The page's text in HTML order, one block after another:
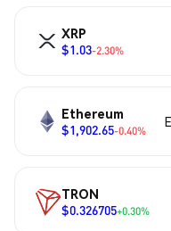
XRP
$1.03-2.30%
Ethereum
$1,902.65-0.40%
TRON
$0.326705+0.30%